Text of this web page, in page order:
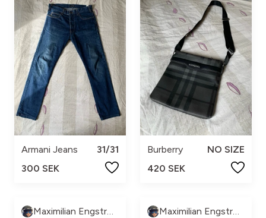
Armani Jeans
31/31
300 SEK
Burberry
NO SIZE
420 SEK
Maximilian Engström Maximilian Engström